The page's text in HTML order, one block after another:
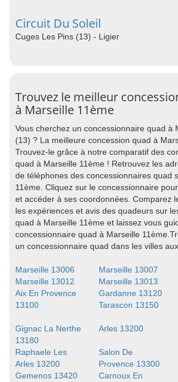
Circuit Du Soleil
Cuges Les Pins (13) - Ligier
Trouvez le meilleur
à Marseille 11ème
Vous cherchez un concessionnaire quad à
(13) ? La meilleure concession quad à
Trouvez-le grâce à notre comparatif des
quad à Marseille 11ème ! Retrouvez les
de téléphones des concessionnaires quad
11ème. Cliquez sur le concessionnaire
et accéder à ses coordonnées. Comparez
les expériences et avis des quadeurs sur
quad à Marseille 11ème et laissez vous
concessionnaire quad à Marseille
un concessionnaire quad dans les villes
Marseille 13006 Marseille 13007
Marseille 13012
Marseille 13013
Aix En Provence
13100
Gardanne 13120
Tarascon 13150
Gignac La Nerthe
13180
Arles 13200
Raphaele Les
Arles 13200
Salon De
Provence 13300
Gemenos 13420
Carnoux En